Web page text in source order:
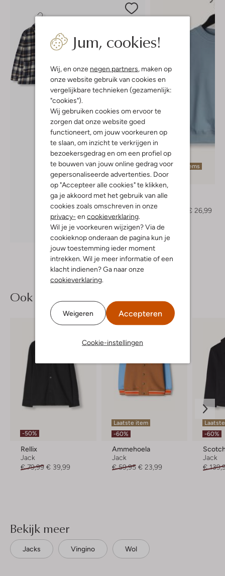
Jum, cookies!
Wij, en onze negen partners, maken op
onze website gebruik van cookies en
vergelijkbare technieken (gezamenlijk:
"cookies").
Wij gebruiken cookies om ervoor te
zorgen dat onze website goed
functioneert, om jouw voorkeuren op
te slaan, om inzicht te verkrijgen in
bezoekersgedrag en om een profiel op
te bouwen van jouw online gedrag voor
gepersonaliseerde advertenties. Door
op "Accepteer alle cookies" te klikken,
ga je akkoord met het gebruik van alle
cookies zoals omschreven in onze
privacy- en cookieverklaring.
Wil je je voorkeuren wijzigen? Via de
cookieknop onderaan de pagina kun je
jouw toestemming ieder moment
intrekken. Wil je meer informatie of een
klacht indienen? Ga naar onze
cookieverklaring.
Weigeren Accepteren
Cookie-instellingen
Ontdek de look
Laatste items
-40%
Vingino
€ 26,99
Ook iets voor jou?
-50%
Rellix
Jack
€ 79,99 € 39,99
Laatste item
-60%
Ammehoela
Jack
€ 59,95 € 23,99
-60%
Jack
€
Bekijk meer
Jacks Vingino Wol